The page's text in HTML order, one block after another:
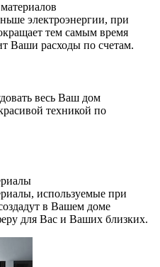
электроэнергии, при
тем самым время
Ваши расходы по счетам.
весь Ваш дом
техникой по
используемые при
в Вашем доме
для Вас и Ваших близких.